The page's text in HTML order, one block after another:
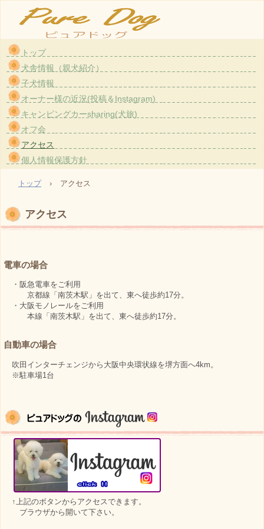
大阪・茨木のトイプードル〈ホワイト）専門のブリーダー『ピュアドッグ』です。愛情た
っぷりで育てている親犬から生まれた子犬をお譲りしております。
TEL: 090-8790-8111
E-mail: uxu.rvpark.puredog@gmail.com
〒567-0851 大阪府茨木市真砂1-2-30
トップ
犬舎情報（親犬紹介）
子犬情報
オーナー様の近況(投稿＆Instagram)
キャンピングカーsharing(犬旅)
オフ会
アクセス
個人情報保護方針
トップ › アクセス
アクセス
電車の場合
・阪急電車をご利用
京都線「南茨木駅」を出て、東へ徒歩約17分。
・大阪モノレールをご利用
本線「南茨木駅」を出て、東へ徒歩約17分。
自動車の場合
吹田インターチェンジから大阪中央環状線を堺方面へ4km。
※駐車場1台
↑上記のボタンからアクセスできます。
ブラウザから開いて下さい。